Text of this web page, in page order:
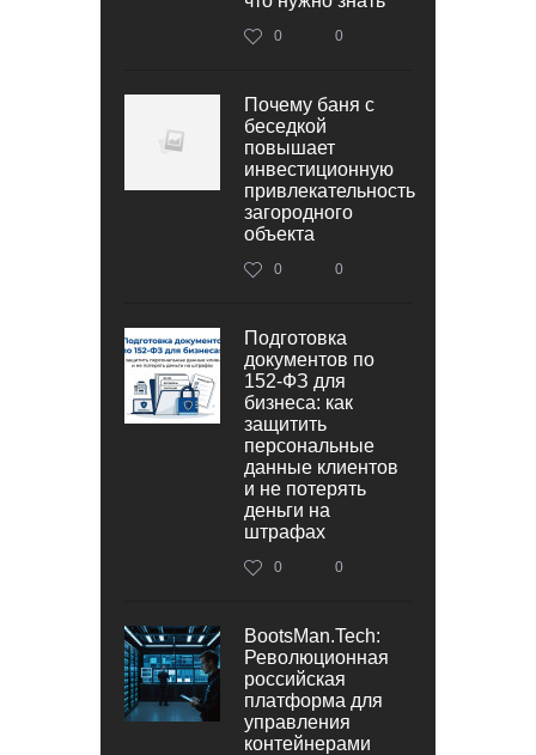
0 0
Почему баня с
беседкой
повышает
инвестиционную
привлекательность
загородного
объекта
0 0
Подготовка
документов по
152‑ФЗ для
бизнеса: как
защитить
персональные
данные клиентов
и не потерять
деньги на
штрафах
0 0
BootsMan.Tech:
Революционная
российская
платформа для
управления
контейнерами